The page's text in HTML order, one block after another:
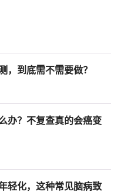
，到底需不需要做？
办？不复查真的会癌变
轻化，这种常见脑病致